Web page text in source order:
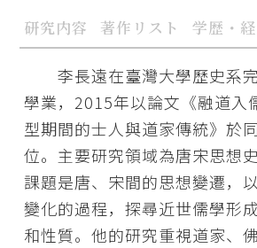
研究内容 著作リスト 学歴・
李長遠在臺灣大學歷史系
學業，2015年以論文《融道入
型期間的士人與道家傳統》於
位。主要研究領域為唐宋思想
課題是唐、宋間的思想變遷，
變化的過程，探尋近世儒學形
和性質。他的研究重視道家、